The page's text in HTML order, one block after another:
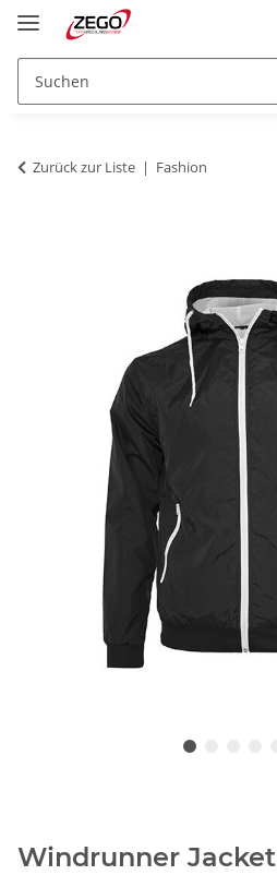
Zurück zur Liste Fashion
Windrunner Jacket